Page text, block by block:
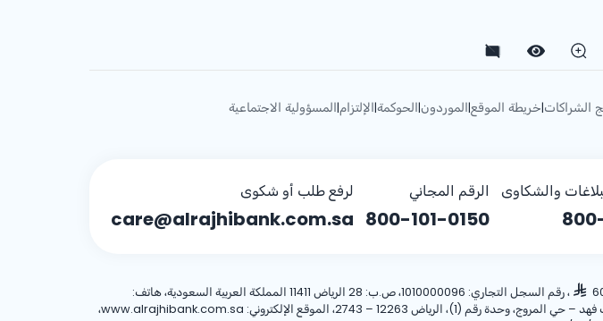
الشراكات|خريطة الموقع|الموردون|الحوكمة|الإلتزام|المسؤولية الاجتماعية
والشكاوى الرقم المجاني
800-101-0150
لرفع طلب أو شكوى
care@alrajhibank.com.sa
، رقم السجل التجاري: 1010000096، ص.ب: 28 الرياض 11411 المملكة العربية السعودية، هاتف:
، 8001244455 العنوان الوطني: شركة الراجحي المصرفية للاستثمار، 8467 طريق الملك فهد – حي المروج، وحدة رقم (1)، الرياض 12263 – 2743، الموقع الإلكتروني: www.alrajhibank.com.sa،